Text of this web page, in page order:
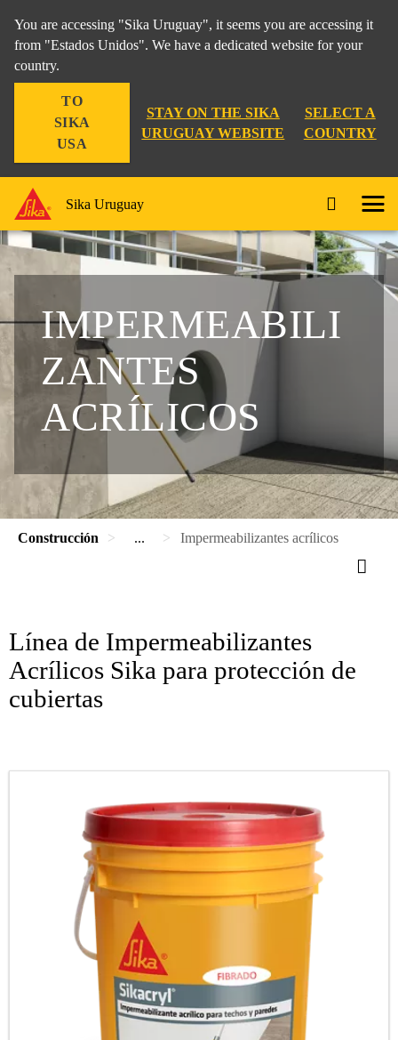
You are accessing "Sika Uruguay", it seems you are accessing it
from "Estados Unidos". We have a dedicated website for your
country.
TO
SIKA
USA
STAY ON THE SIKA
URUGUAY WEBSITE
SELECT A
COUNTRY
Sika Uruguay
IMPERMEABILI
ZANTES
ACRÍLICOS
Construcción ... Impermeabilizantes acrílicos
Línea de Impermeabilizantes
Acrílicos Sika para protección de
cubiertas